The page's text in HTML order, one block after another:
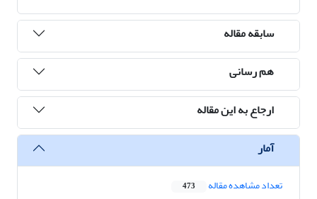
سابقه مقاله
هم رسانی
ارجاع به این مقاله
آمار
تعداد مشاهده مقاله 473